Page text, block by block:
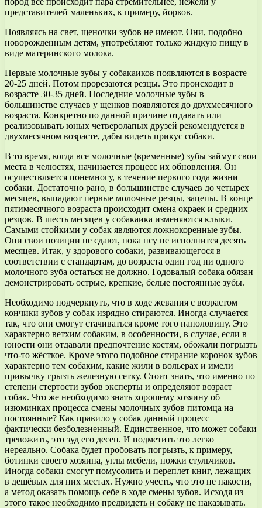
представителей маленьких, к примеру, йорков.
Появляясь на свет, щеночки зубов не имеют. Они, подобно
новорожденным детям, употребляют только жидкую пищу в
виде материнского молока.
Первые молочные зубы у собакаиков появляются в возрасте
20-25 дней. Потом прорезаются резцы. Это происходит в
возрасте 30-35 дней. Последние молочные зубы в
большинстве случаев у щенков появляются до двухмесячного
возраста. Конкретно по данной причине отдавать или
реализовывать юных четверолапых друзей рекомендуется в
двухмесячном возрасте, дабы видеть прикус собаки.
В то время, когда все молочные (временные) зубы займут свои
места в челюстях, начинается процесс их обновления. Он
осуществляется понемногу, в течение первого года жизни
собаки. Достаточно рано, в большинстве случаев до четырех
месяцев, выпадают первые молочные резцы, зацепы. В конце
пятимесячного возраста происходит смена окраек и средних
резцов. В шесть месяцев у собакаика изменяются клыки.
Самыми стойкими у собак являются ложнокоренные зубы.
Они свои позиции не сдают, пока псу не исполнится десять
месяцев. Итак, у здорового собаки, развивающегося в
соответствии с стандартам, до возраста один год ни одного
молочного зуба остаться не должно. Годовалый собака обязан
демонстрировать острые, крепкие, белые постоянные зубы.
Необходимо подчеркнуть, что в ходе жевания с возрастом
кончики зубов у собак изрядно стираются. Иногда случается
так, что они смогут стачиваться кроме того наполовину. Это
характерно ветхим собаким, в особенности, в случае, если в
юности они отдавали предпочтение костям, обожали погрызть
что-то жёсткое. Кроме этого подобное стирание коронок зубов
характерно тем собаким, какие жили в вольерах и имели
привычку грызть железную сетку. Стоит знать, что именно по
степени стертости зубов эксперты и определяют возраст
собак. Что же необходимо знать хорошему хозяину об
изюминках процесса смены молочных зубов питомца на
постоянные? Как правило у собак данный процесс
фактически безболезненный. Единственное, что может собаки
тревожить, это зуд его десен. И подметить это легко
нереально. Собака будет пробовать погрызть, к примеру,
ботинки своего хозяина, углы мебели, ножки стульчиков.
Иногда собаки смогут помусолить и переплет книг, лежащих
в дешёвых для них местах. Нужно учесть, что это не пакости,
а метод оказать помощь себе в ходе смены зубов. Исходя из
этого такое необходимо предвидеть и собаку не наказывать.